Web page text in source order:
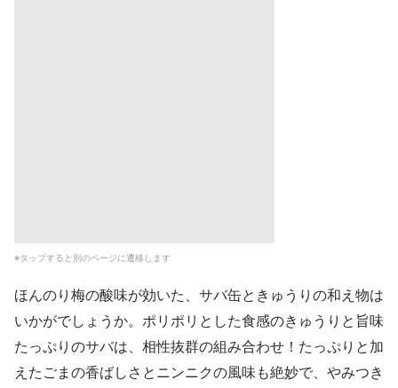
※タップすると別のページに遷移します
ほんのり梅の酸味が効いた、サバ缶ときゅうりの和え物は
いかがでしょうか。ポリポリとした食感のきゅうりと旨味
たっぷりのサバは、相性抜群の組み合わせ！たっぷりと加
えたごまの香ばしさとニンニクの風味も絶妙で、やみつき